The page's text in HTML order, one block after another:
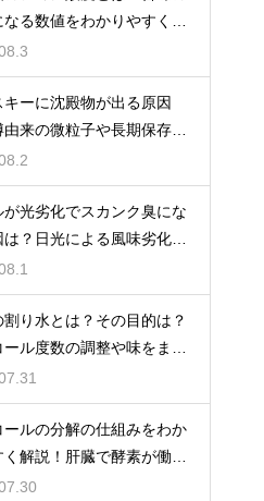
なる数値をわかりやすく解
キーに沈殿物が出る原因
由来の微粒子や長期保存で
出するため
が光劣化でスカンク臭にな
は？日光による風味劣化を
割り水とは？その目的は？
ール度数の調整や味をまろ
る効果を解説
ールの分解の仕組みをわか
く解説！肝臓で酵素が働き
ルデヒドに変化して無害